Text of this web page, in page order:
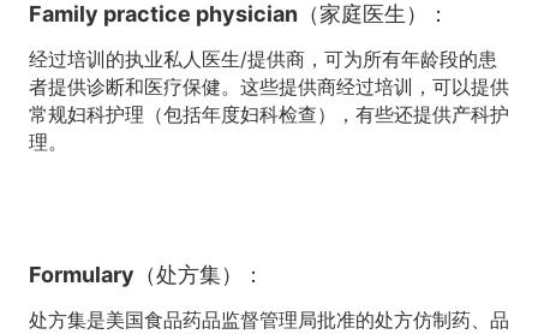
Family practice physician（家庭医生）：
经过培训的执业私人医生/提供商，可为所有年龄段的患
者提供诊断和医疗保健。这些提供商经过培训，可以提供
常规妇科护理（包括年度妇科检查），有些还提供产科护
理。
Formulary（处方集）：
处方集是美国食品药品监督管理局批准的处方仿制药、品